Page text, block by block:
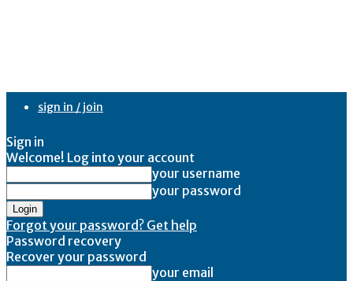
sign in / join
Sign in
Welcome! Log into your account
your username
your password
Forgot your password? Get help
Password recovery
Recover your password
your email